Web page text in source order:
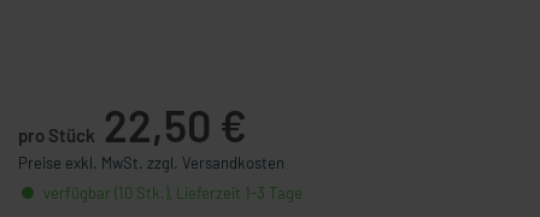
pro Stück 22,50 €
Preise exkl. MwSt. zzgl. Versandkosten
verfügbar (10 Stk.), Lieferzeit 1-3 Tage